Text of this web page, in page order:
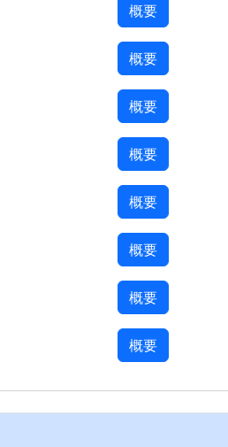
概要
概要
概要
概要
概要
概要
概要
概要